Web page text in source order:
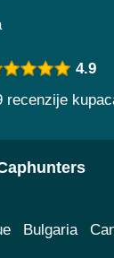
4.9
recenzije
Bulgaria